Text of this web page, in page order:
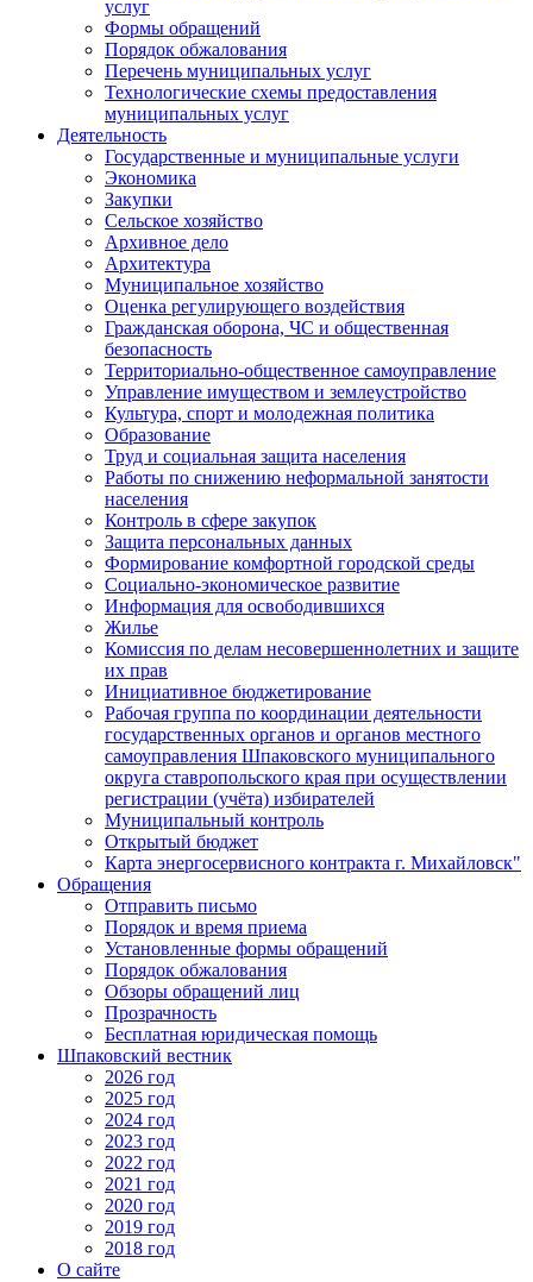
услуг
Формы обращений
Порядок обжалования
Перечень муниципальных услуг
Технологические схемы предоставления
муниципальных услуг
Деятельность
Государственные и муниципальные услуги
Экономика
Закупки
Сельское хозяйство
Архивное дело
Архитектура
Муниципальное хозяйство
Оценка регулирующего воздействия
Гражданская оборона, ЧС и общественная
безопасность
Территориально-общественное самоуправление
Управление имуществом и землеустройство
Культура, спорт и молодежная политика
Образование
Труд и социальная защита населения
Работы по снижению неформальной занятости
населения
Контроль в сфере закупок
Защита персональных данных
Формирование комфортной городской среды
Социально-экономическое развитие
Информация для освободившихся
Жилье
Комиссия по делам несовершеннолетних и защите
их прав
Инициативное бюджетирование
Рабочая группа по координации деятельности
государственных органов и органов местного
самоуправления Шпаковского муниципального
округа ставропольского края при осуществлении
регистрации (учёта) избирателей
Муниципальный контроль
Открытый бюджет
Карта энергосервисного контракта г. Михайловск"
Обращения
Отправить письмо
Порядок и время приема
Установленные формы обращений
Порядок обжалования
Обзоры обращений лиц
Прозрачность
Бесплатная юридическая помощь
Шпаковский вестник
2026 год
2025 год
2024 год
2023 год
2022 год
2021 год
2020 год
2019 год
2018 год
О сайте